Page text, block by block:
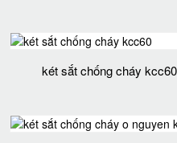
két sắt chống cháy kcc60